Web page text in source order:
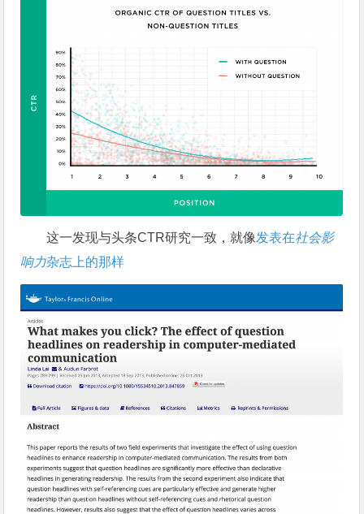
这一发现与头条CTR研究一致，就像发表在社会影
响力杂志上的那样